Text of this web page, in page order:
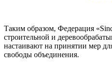
Таким образом, Федерация
строительной и
настаивают на принятии мер
свободы объединения.